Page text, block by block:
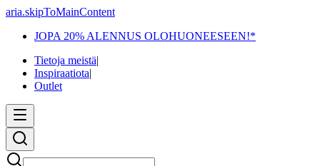
aria.skipToMainContent
JOPA 20% ALENNUS OLOHUONEESEEN!*
Tietoja meistä|
Inspiraatiota|
Outlet
Etsi